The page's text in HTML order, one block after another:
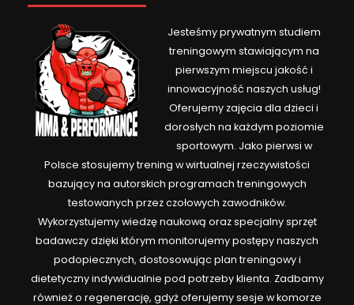
Jesteśmy prywatnym studiem
treningowym stawiającym na
pierwszym miejscu jakość i
innowacyjność naszych usług!
Oferujemy zajęcia dla dzieci i
dorosłych na każdym poziomie
sportowym. Jako pierwsi w
Polsce stosujemy trening w wirtualnej rzeczywistości
bazujący na autorskich programach treningowych
testowanych przez czołowych zawodników.
Wykorzystujemy wiedzę naukową oraz specjalny sprzęt
badawczy dzięki którym monitorujemy postępy naszych
podopiecznych, dostosowując plan treningowy i
dietetyczny indywidualnie pod potrzeby klienta. Zadbamy
również o regenerację, gdyż oferujemy sesje w komorze